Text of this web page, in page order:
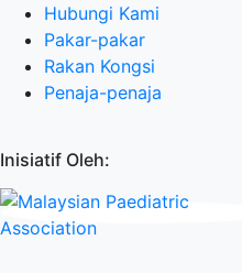
Hubungi Kami
Pakar-pakar
Rakan Kongsi
Penaja-penaja
Inisiatif Oleh: